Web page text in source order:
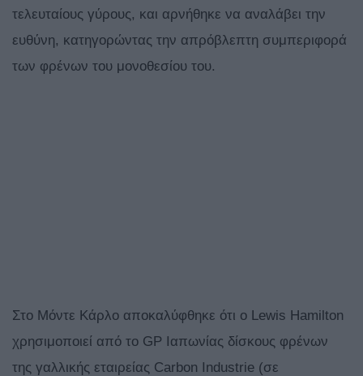
τελευταίους γύρους, και αρνήθηκε να αναλάβει την
ευθύνη, κατηγορώντας την απρόβλεπτη συμπεριφορά
των φρένων του μονοθεσίου του.
Στο Μόντε Κάρλο αποκαλύφθηκε ότι ο Lewis Hamilton
χρησιμοποιεί από το GP Ιαπωνίας δίσκους φρένων
της γαλλικής εταιρείας Carbon Industrie (σε